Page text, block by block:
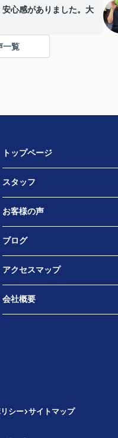
心感がありました。大
一覧
トップページ
スタッフ
お客様の声
ブログ
アクセスマップ
会社概要
シー サイトマップ